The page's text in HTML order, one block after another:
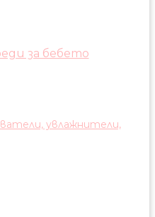
за бебето
увлажнители,